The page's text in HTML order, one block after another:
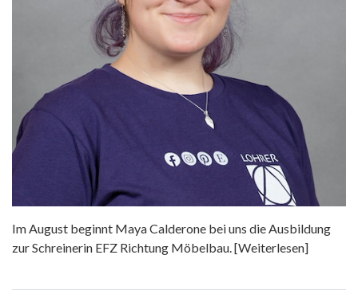
Im August beginnt Maya Calderone bei uns die Ausbildung
zur Schreinerin EFZ Richtung Möbelbau.[Weiterlesen]